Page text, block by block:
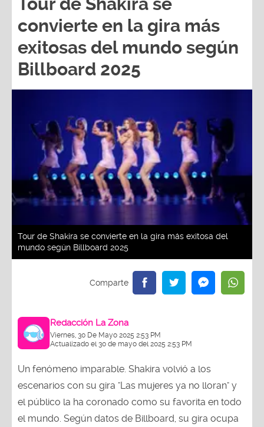
convierte en la gira más
exitosas del mundo según
Billboard 2025
Tour de Shakira se convierte en la gira más exitosa del
mundo según Billboard 2025
Redacción La Zona
Viernes, 30 De Mayo 2025 2:53 PM
Actualizado el 30 de mayo del 2025 2:53 PM
Un fenómeno imparable. Shakira volvió a los
escenarios con su gira "Las mujeres ya no lloran" y
el público la ha coronado como su favorita en todo
el mundo. Según datos de Billboard, su gira ocupa